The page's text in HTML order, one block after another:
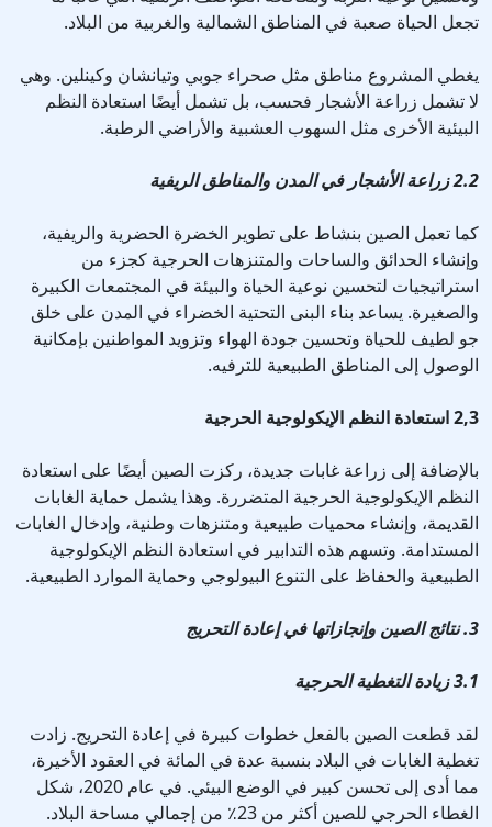
تجعل الحياة صعبة في المناطق الشمالية والغربية من البلاد.
يغطي المشروع مناطق مثل صحراء جوبي وتيانشان وكينلين. وهي
لا تشمل زراعة الأشجار فحسب، بل تشمل أيضًا استعادة النظم
البيئية الأخرى مثل السهوب العشبية والأراضي الرطبة.
2.2 زراعة الأشجار في المدن والمناطق الريفية
كما تعمل الصين بنشاط على تطوير الخضرة الحضرية والريفية،
وإنشاء الحدائق والساحات والمتنزهات الحرجية كجزء من
استراتيجيات لتحسين نوعية الحياة والبيئة في المجتمعات الكبيرة
والصغيرة. يساعد بناء البنى التحتية الخضراء في المدن على خلق
جو لطيف للحياة وتحسين جودة الهواء وتزويد المواطنين بإمكانية
الوصول إلى المناطق الطبيعية للترفيه.
2,3 استعادة النظم الإيكولوجية الحرجية
بالإضافة إلى زراعة غابات جديدة، ركزت الصين أيضًا على استعادة
النظم الإيكولوجية الحرجية المتضررة. وهذا يشمل حماية الغابات
القديمة، وإنشاء محميات طبيعية ومتنزهات وطنية، وإدخال الغابات
المستدامة. وتسهم هذه التدابير في استعادة النظم الإيكولوجية
الطبيعية والحفاظ على التنوع البيولوجي وحماية الموارد الطبيعية.
3. نتائج الصين وإنجازاتها في إعادة التحريج
3.1 زيادة التغطية الحرجية
لقد قطعت الصين بالفعل خطوات كبيرة في إعادة التحريج. زادت
تغطية الغابات في البلاد بنسبة عدة في المائة في العقود الأخيرة،
مما أدى إلى تحسن كبير في الوضع البيئي. في عام 2020، شكل
الغطاء الحرجي للصين أكثر من 23٪ من إجمالي مساحة البلاد.